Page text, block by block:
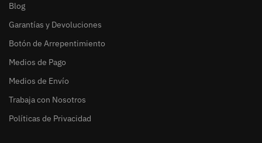
Blog
Garantías y Devoluciones
Botón de Arrepentimiento
Medios de Pago
Medios de Envío
Trabaja con Nosotros
Políticas de Privacidad